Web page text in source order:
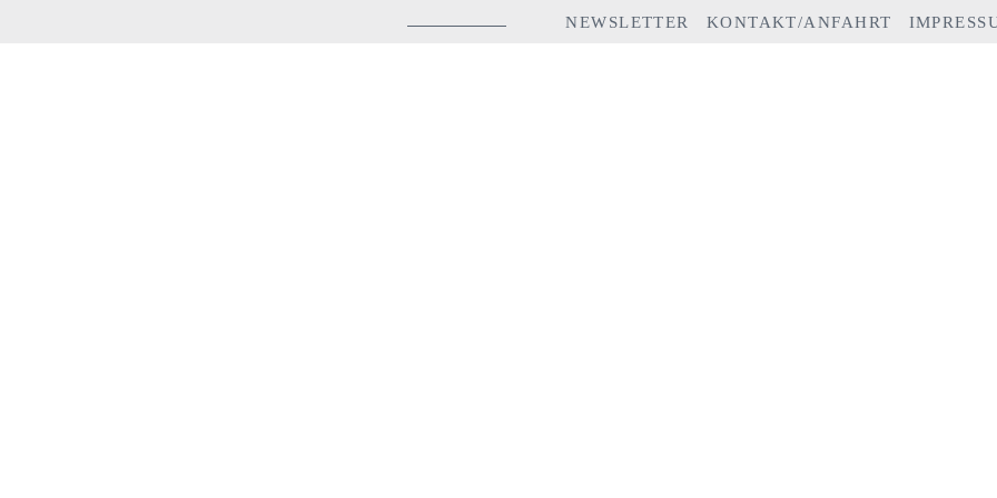
NEWSLETTER KONTAKT/ANFAHRT